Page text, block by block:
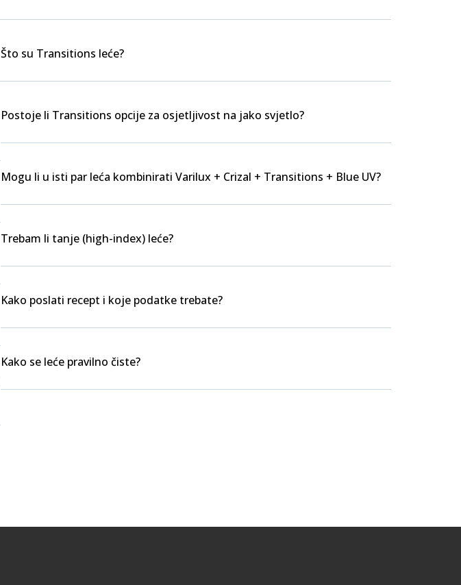
Što su Transitions leće?
Postoje li Transitions opcije za osjetljivost na jako svjetlo?
Mogu li u isti par leća kombinirati Varilux + Crizal + Transitions + Blue UV?
Trebam li tanje (high-index) leće?
Kako poslati recept i koje podatke trebate?
Kako se leće pravilno čiste?